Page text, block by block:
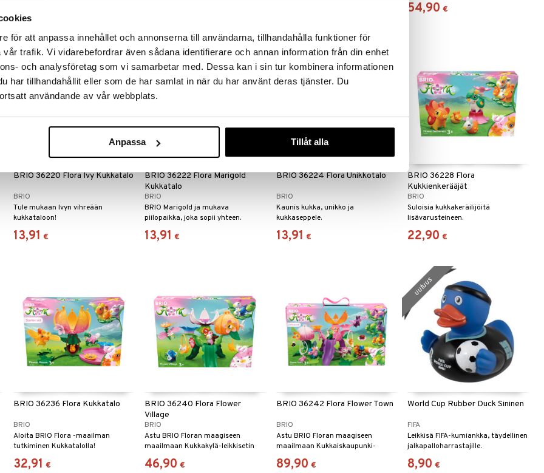
för att anpassa innehållet och annonserna till användarna, tillhandahålla funktioner för
trafik. Vi vidarebefordrar även sådana identifierare och annan information från din enhet
och analysföretag som vi samarbetar med. Dessa kan i sin tur kombinera informationen
har tillhandahållit eller som de har samlat in när du har använt deras tjänster. Du
användande av vår webbplats.
Anpassa Tillåt alla
54,90 €
BRIO 36220 Flora Ivy Kukkatalo
BRIO
Tule mukaan Ivyn vihreään
kukkataloon!
13,91 €
BRIO 36222 Flora Marigold
Kukkatalo
BRIO
BRIO Marigold ja mukava
piilopaikka, joka sopii yhteen.
13,91 €
BRIO 36224 Flora Unikkotalo
BRIO
Kaunis kukka, unikko ja
kukkaseppele.
13,91 €
BRIO 36228 Flora
Kukkienkerääjät
BRIO
Suloisia kukkakeräilijöitä
lisävarusteineen.
22,90 €
BRIO 36236 Flora Kukkatalo
BRIO
Aloita BRIO Flora -maailman
tutkiminen Kukkatalolla!
32,91 €
BRIO 36240 Flora Flower
Village
BRIO
Astu BRIO Floran maagiseen
maailmaan Kukkakylä-leikkisetin
avulla.
46,90 €
BRIO 36242 Flora Flower Town
BRIO
Astu BRIO Floran maagiseen
maailmaan Kukkaiskaupunki-
leikkisetin avulla!
89,90 €
World Cup Rubber Duck Sininen
FIFA
Leikkisä FIFA-kumiankka, täydellinen
jalkapalloharrastajille.
8,90 €
uutuus